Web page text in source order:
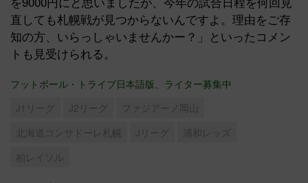
直しても札幌戦が見つからないんですよ。理由をご存
知の方、いらっしゃいませんかー？」といったコメン
トも見受けられる。
フットボール・トライブ日本語版、ライター募集中
J1リーグ J2リーグ
ファジアーノ岡山
北海道コンサドーレ札幌
Jリーグ
浦和レッズ
柏レイソル